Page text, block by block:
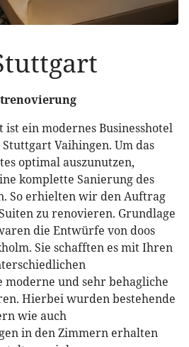
ein modernes Businesshotel
Vaihingen. Um das
optimal auszunutzen,
komplette Sanierung des
So erhielten wir den Auftrag
zu renovieren. Grundlage
die Entwürfe von doos
Sie schafften es mit Ihren
moderne und sehr behagliche
Hierbei wurden bestehende
wie auch
in den Zimmern erhalten